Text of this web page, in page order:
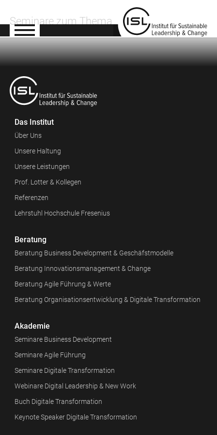
Seminare zum Thema
Das Institut
Über Uns
Unsere Haltung
Unsere Leistungen
Prof. Lotter & Kollegen
Referenzen
Lehrstuhl Hochschule Fresenius
Beratung
Beratung Business Development & Geschäfstmodelle
Beratung Innovationsmanagement & Change
Beratung Agile Führung & Werte
Beratung Organisationsentwicklung & Digitale Transformation
Akademie
Seminare Business Development
Seminare Agile Führung
Seminare Digitale Transformation
Webinare Digital Leadership & New Work
Buch Digitale Transformation
Keynote Speaker Digitale Transformation